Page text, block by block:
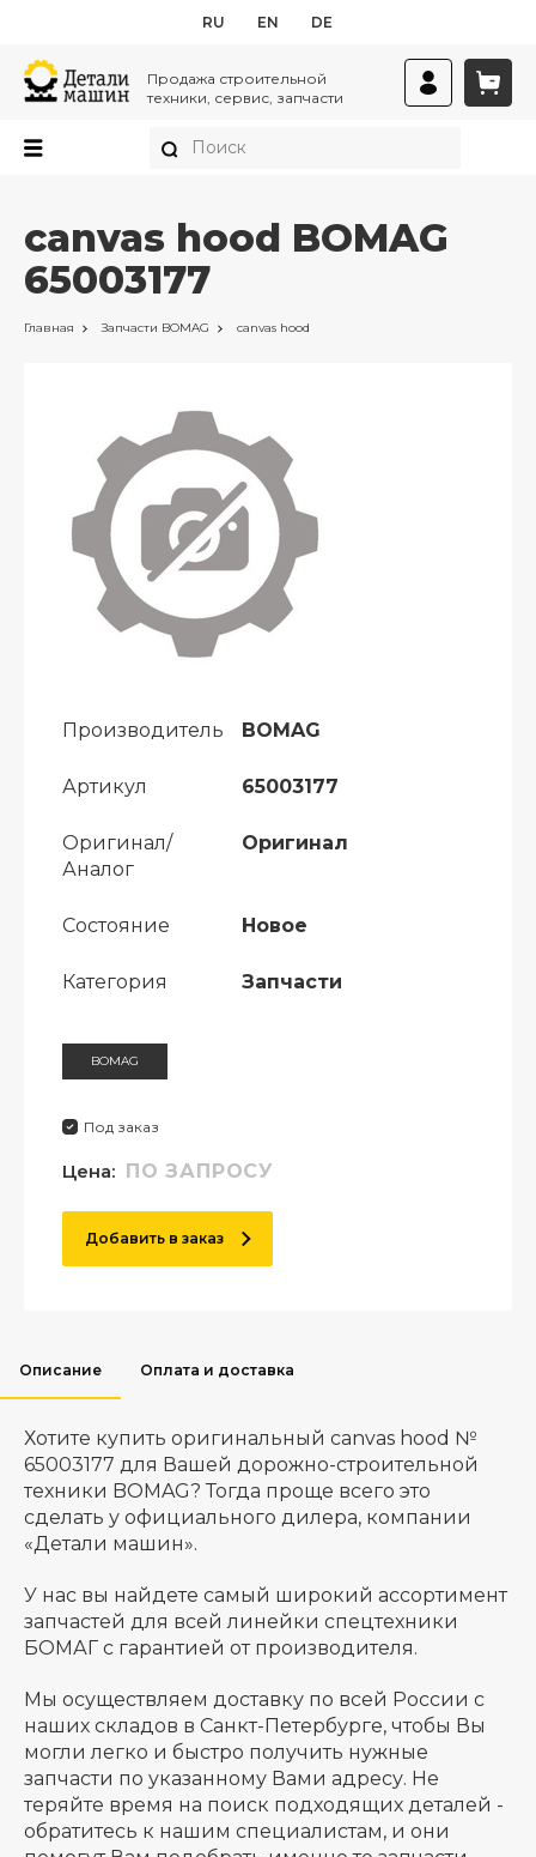
RU EN DE
Продажа строительной
техники, сервис, запчасти
canvas hood BOMAG
65003177
Главная Запчасти BOMAG canvas hood
Производитель BOMAG
Артикул 65003177
Оригинал/
Аналог
Оригинал
Состояние Новое
Категория Запчасти
BOMAG
Под заказ
Цена: ПО ЗАПРОСУ
Добавить в заказ
Описание Оплата и доставка
Хотите купить оригинальный canvas hood №
65003177 для Вашей дорожно-строительной
техники BOMAG? Тогда проще всего это
сделать у официального дилера, компании
«Детали машин».
У нас вы найдете самый широкий ассортимент
запчастей для всей линейки спецтехники
БОМАГ с гарантией от производителя.
Мы осуществляем доставку по всей России с
наших складов в Санкт-Петербурге, чтобы Вы
могли легко и быстро получить нужные
запчасти по указанному Вами адресу. Не
теряйте время на поиск подходящих деталей -
обратитесь к нашим специалистам, и они